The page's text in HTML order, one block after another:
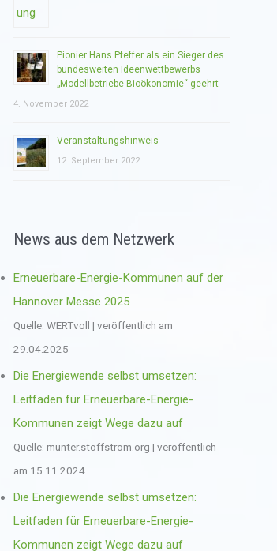
Pionier Hans Pfeffer als ein Sieger des
bundesweiten Ideenwettbewerbs
„Modellbetriebe Bioökonomie“ geehrt
4. November 2022
Veranstaltungshinweis
12. September 2022
News aus dem Netzwerk
Erneuerbare-Energie-Kommunen auf der
Hannover Messe 2025
Quelle: WERTvoll veröffentlich am
29.04.2025
Die Energiewende selbst umsetzen:
Leitfaden für Erneuerbare-Energie-
Kommunen zeigt Wege dazu auf
Quelle: munter.stoffstrom.org veröffentlich
am 15.11.2024
Die Energiewende selbst umsetzen:
Leitfaden für Erneuerbare-Energie-
Kommunen zeigt Wege dazu auf